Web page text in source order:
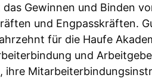
Gewinnen und Binden
und Engpasskräften.
für die Haufe
und
ihre